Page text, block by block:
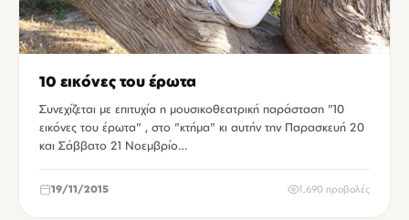
10 εικόνες του έρωτα
Συνεχίζεται με επιτυχία η μουσικοθεατρική παράσταση "10
εικόνες του έρωτα" , στο "κτήμα" κι αυτήν την Παρασκευή 20
και Σάββατο 21 Νοεμβρίο…
19/11/2015 1,690 προβολές